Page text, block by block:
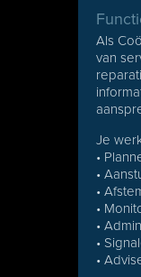
Als
van
Je
•
•
•
•
•
•
•